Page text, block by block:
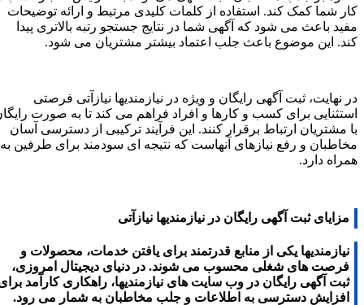
کار شما کمک کند. استفاده از کلمات کلیدی مرتبط و ارائه توضیحات
مفید باعث می شود که آگهی شما در نتایج جستجو رتبه بالاتری پیدا
کند. این موضوع باعث جلب اعتماد بیشتر مشتریان می شود.
در نهایت، ثبت آگهی رایگان و ویژه در نیازمندیها نیازآتی فرصتی
استثنایی برای کسب و کارها و افراد فراهم می کند تا به صورت رایگان
با مشتریان ارتباط برقرار کنند. این فرآیند ترکیبی از دسترسی آسان
مخاطبان و رفع نیازهای آنهاست که نتیجه ای سودمند برای طرفین به
همراه دارد.
مزایای ثبت آگهی رایگان در نیازمندیها نیازآتی
نیازمندیها یکی از منابع قدرتمند برای یافتن خدمات، محصولات و
فرصت های شغلی محسوب می شوند. در دنیای دیجیتال امروزی،
ثبت آگهی رایگان در وب سایت های نیازمندیها، راهکاری کارآمد برای
افزایش دسترسی به اطلاعات و جلب مخاطبان به شمار می رود.